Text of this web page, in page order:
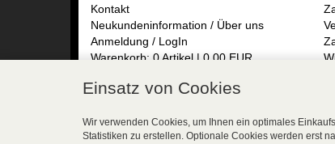
Kontakt
Neukundeninformation / Über uns
Anmeldung / LogIn
Warenkorb: 0 Artikel | 0,00 EUR
Einsatz von Cookies
Wir verwenden Cookies, um Ihnen ein optimales
Statistiken zu erstellen. Optionale Cookies werden erst